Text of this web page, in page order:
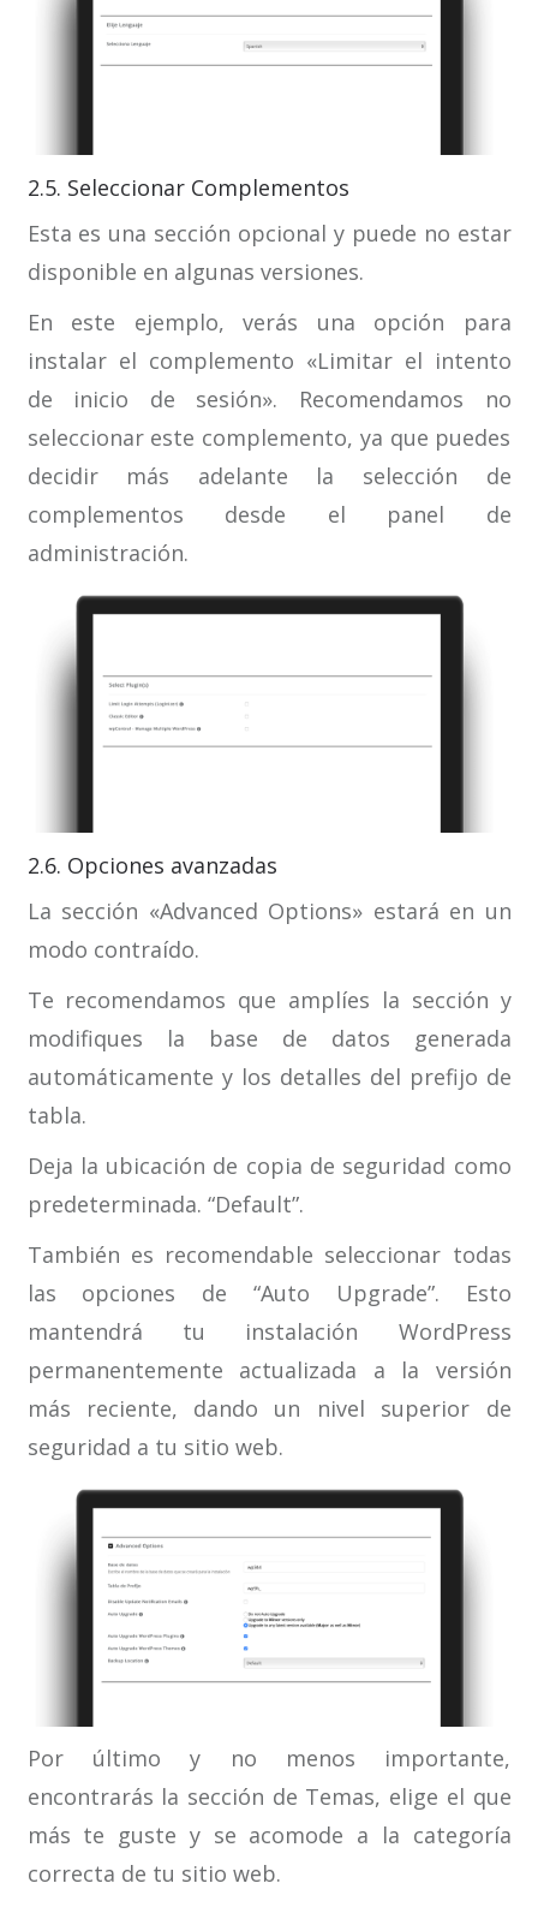
2.5. Seleccionar Complementos
Esta es una sección opcional y puede no estar
disponible en algunas versiones.
En este ejemplo, verás una opción para
instalar el complemento «Limitar el intento
de inicio de sesión». Recomendamos no
seleccionar este complemento, ya que puedes
decidir más adelante la selección de
complementos desde el panel de
administración.
2.6. Opciones avanzadas
La sección «Advanced Options» estará en un
modo contraído.
Te recomendamos que amplíes la sección y
modifiques la base de datos generada
automáticamente y los detalles del prefijo de
tabla.
Deja la ubicación de copia de seguridad como
predeterminada. “Default”.
También es recomendable seleccionar todas
las opciones de “Auto Upgrade”. Esto
mantendrá tu instalación WordPress
permanentemente actualizada a la versión
más reciente, dando un nivel superior de
seguridad a tu sitio web.
Por último y no menos importante,
encontrarás la sección de Temas, elige el que
más te guste y se acomode a la categoría
correcta de tu sitio web.